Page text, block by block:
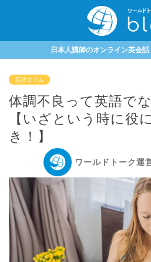
日本人講師のオンライン英会話
英語コラム
体調不良って英語で
【いざという時に役
き！】
ワールドトーク運